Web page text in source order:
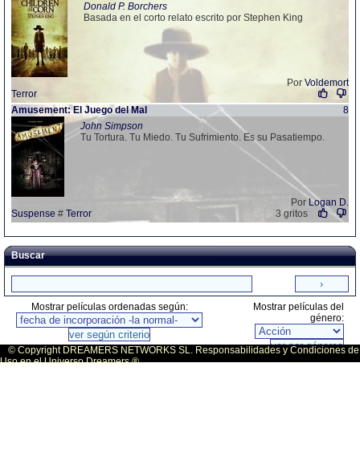
Donald P. Borchers
Basada en el corto relato escrito por Stephen King
Por Voldemort
Terror
Amusement: El Juego del Mal
8
John Simpson
Tu Tortura. Tu Miedo. Tu Sufrimiento. Es su Pasatiempo.
Por Logan D.
Suspense # Terror 3 gritos
Buscar
Mostrar películas ordenadas según:
Mostrar películas del
género:
© Copyright DREAMERS NETWORKS SL. Responsabilidades y Condiciones de
Uso en el Universo Dreamers ®